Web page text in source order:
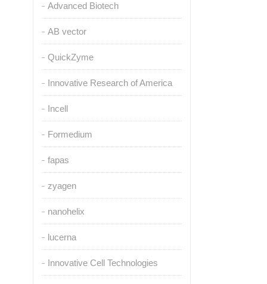
Advanced Biotech
AB vector
QuickZyme
Innovative Research of America
Incell
Formedium
fapas
zyagen
nanohelix
lucerna
Innovative Cell Technologies